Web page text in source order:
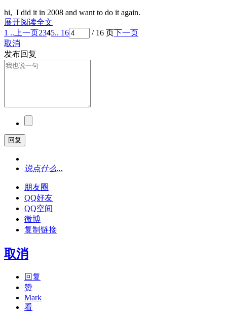
hi, I did it in 2008 and want to do it again.
展开阅读全文
1 .. 上一页2345.. 16 / 16 页下一页
取消
发布回复
回复
说点什么...
朋友圈
QQ好友
QQ空间
微博
复制链接
取消
回复
赞
Mark
看